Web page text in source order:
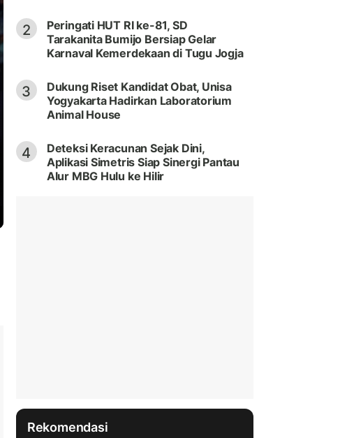
2
Peringati HUT RI ke-81, SD
Tarakanita Bumijo Bersiap Gelar
Karnaval Kemerdekaan di Tugu Jogja
3
Dukung Riset Kandidat Obat, Unisa
Yogyakarta Hadirkan Laboratorium
Animal House
4
Deteksi Keracunan Sejak Dini,
Aplikasi Simetris Siap Sinergi Pantau
Alur MBG Hulu ke Hilir
Rekomendasi